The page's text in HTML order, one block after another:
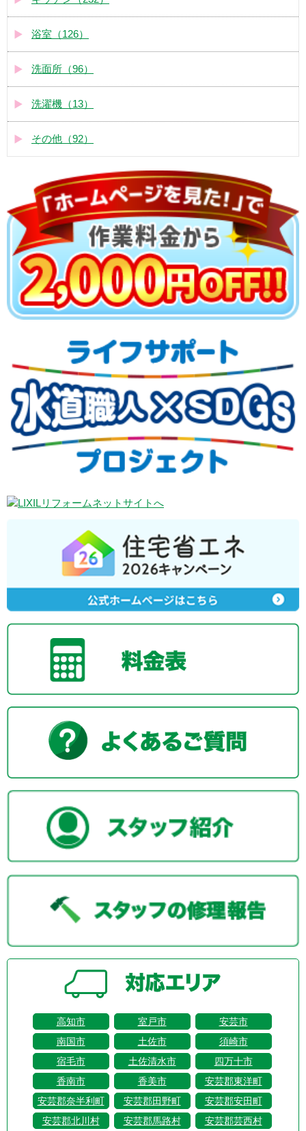
浴室（126）
洗面所（96）
洗濯機（13）
その他（92）
高知市 室戸市
安芸市
南国市
土佐市
須崎市
宿毛市
土佐清水市
四万十市
香南市
香美市
安芸郡東洋町
安芸郡奈半利町
安芸郡田野町
安芸郡安田町
安芸郡北川村
安芸郡馬路村
安芸郡芸西村